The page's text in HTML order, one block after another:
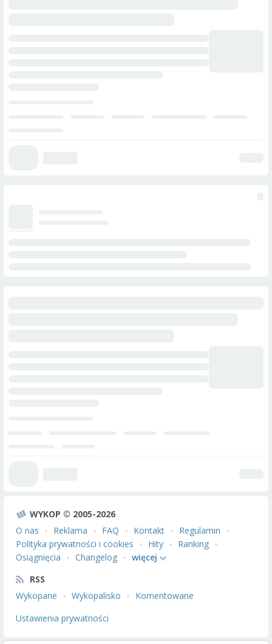
WYKOP © 2005-2026
O nas
Reklama FAQ Kontakt
Regulamin
Polityka prywatności i cookies
Hity
Ranking
Osiągnięcia
Changelog
więcej
RSS
Wykopane
Wykopalisko
Komentowane
Ustawienia prywatności